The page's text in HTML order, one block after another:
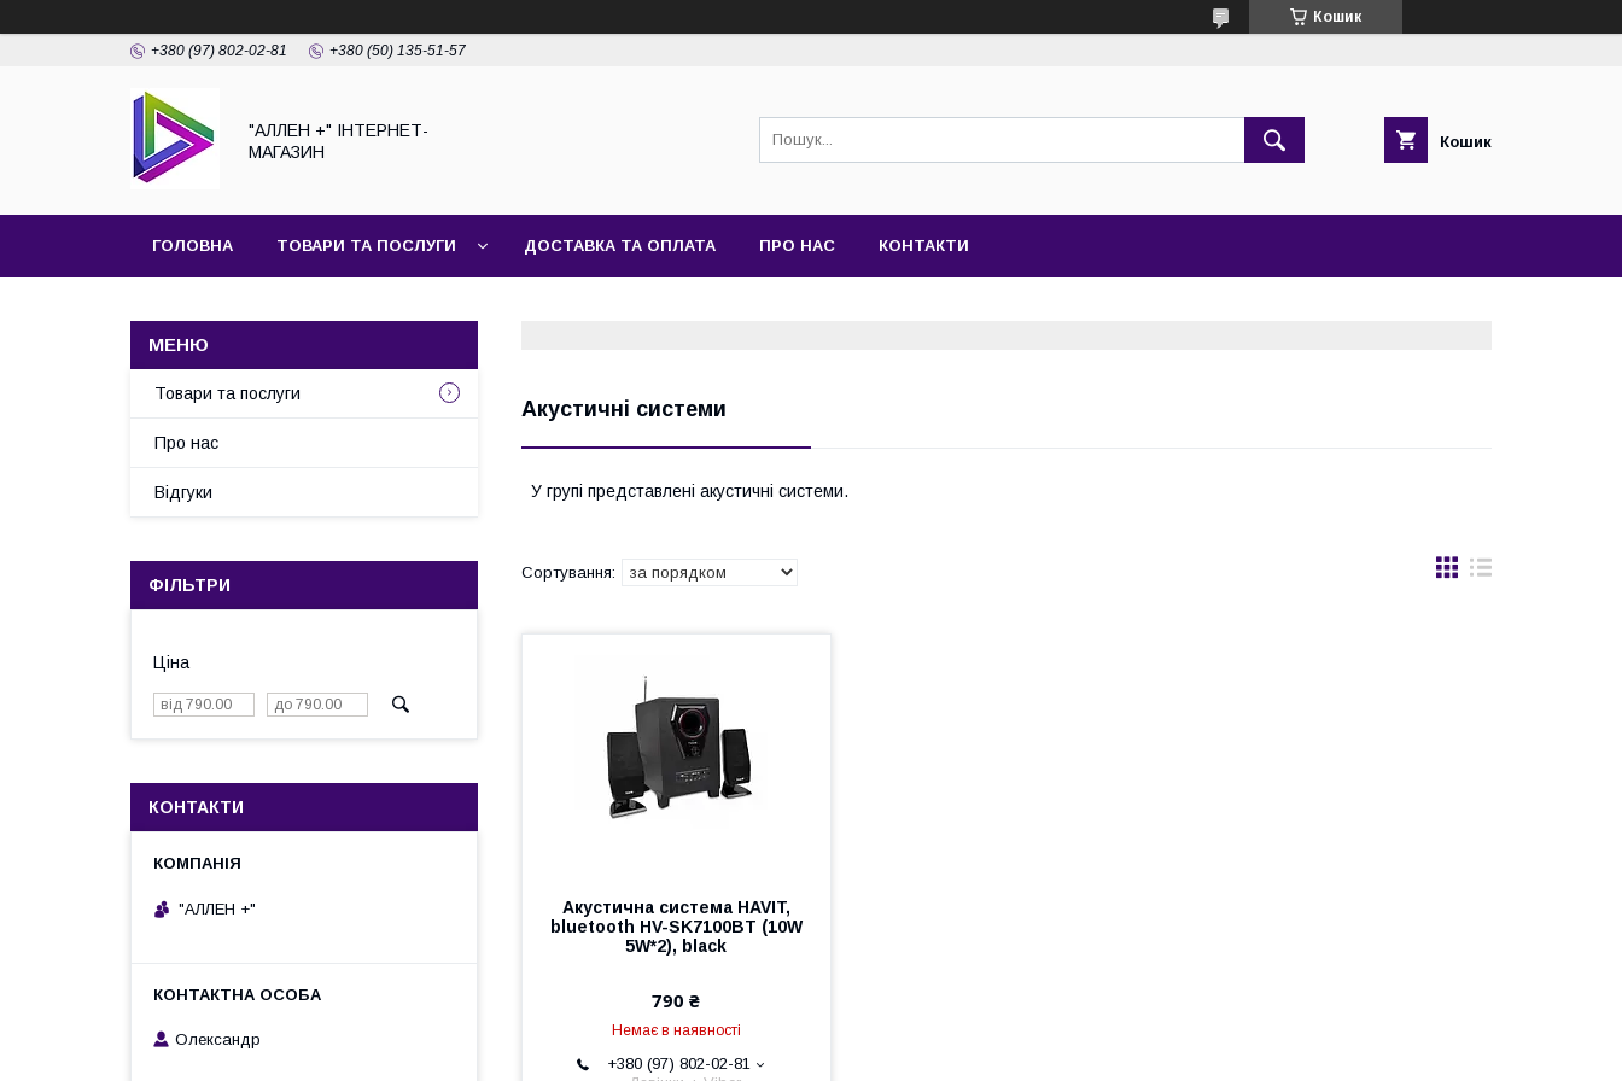
Кошик
+380 (97) 802-02-81 +380 (50) 135-51-57
"АЛЛЕН +" ІНТЕРНЕТ-
МАГАЗИН
Кошик
ГОЛОВНА ТОВАРИ ТА ПОСЛУГИ ДОСТАВКА ТА ОПЛАТА ПРО НАС КОНТАКТИ
Акустичні системи
У групі представлені акустичні системи.
Акустична система HAVIT,
bluetooth HV-SK7100BT (10W
5W*2), black
790 ₴
Немає в наявності
+380 (97) 802-02-81
Товари та послуги
Про нас
Відгуки
ФІЛЬТРИ
Ціна
КОНТАКТИ
"АЛЛЕН +"
Олександр